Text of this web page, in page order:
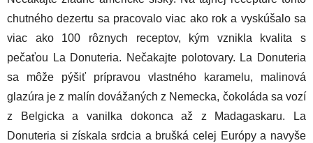
chutného dezertu sa pracovalo viac ako rok a vyskúšalo sa
viac ako 100 rôznych receptov, kým vznikla kvalita s
pečaťou La Donuteria. Nečakajte polotovary. La Donuteria
sa môže pýšiť prípravou vlastného karamelu, malinová
glazúra je z malín dovážaných z Nemecka, čokoláda sa vozí
z Belgicka a vanilka dokonca až z Madagaskaru. La
Donuteria si získala srdcia a brušká celej Európy a navyše